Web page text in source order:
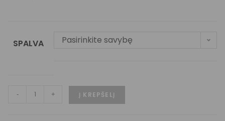
SPALVA Pasirinkite savybę
- + Į KREPŠELĮ